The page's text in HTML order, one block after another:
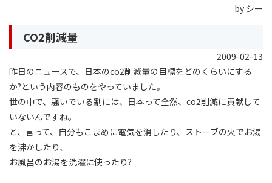
by シー
CO2削減量
2009-02-13
昨日のニュースで、日本のco2削減量の目標をどのくらいにする
か?という内容のものをやっていました。
世の中で、騒いでいる割には、日本って全然、co2削減に貢献して
いないんですね。
と、言って、自分もこまめに電気を消したり、ストーブの火でお湯
を沸かしたり、
お風呂のお湯を洗濯に使ったり?